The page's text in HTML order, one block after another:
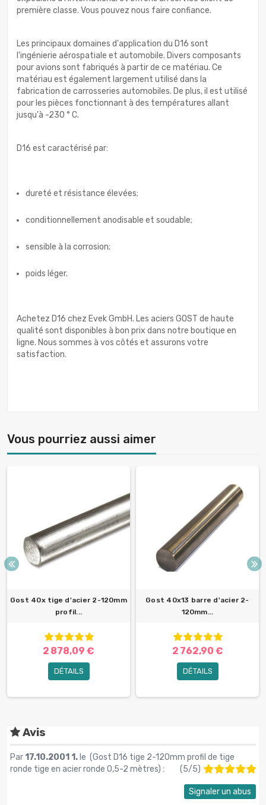
première classe. Vous pouvez nous faire confiance.
Les principaux domaines d'application du D16 sont
l'ingénierie aérospatiale et automobile. Divers composants
pour avions sont fabriqués à partir de ce matériau. Ce
matériau est également largement utilisé dans la
fabrication de carrosseries automobiles. De plus, il est utilisé
pour les pièces fonctionnant à des températures allant
jusqu'à -230 ° C.
D16 est caractérisé par:
dureté et résistance élevées;
conditionnellement anodisable et soudable;
sensible à la corrosion;
poids léger.
Achetez D16 chez Evek GmbH. Les aciers GOST de haute
qualité sont disponibles à bon prix dans notre boutique en
ligne. Nous sommes à vos côtés et assurons votre
satisfaction.
Vous pourriez aussi aimer
Gost 40x tige d'acier 2-120mm
profil...
2 878,09 €
DÉTAILS
Gost 40x13 barre d'acier 2-
120mm...
2 762,90 €
DÉTAILS
Avis
Par 17.10.2001 1. le (Gost D16 tige 2-120mm profil de tige
ronde tige en acier ronde 0,5-2 mètres) : (5/5)
Signaler un abus